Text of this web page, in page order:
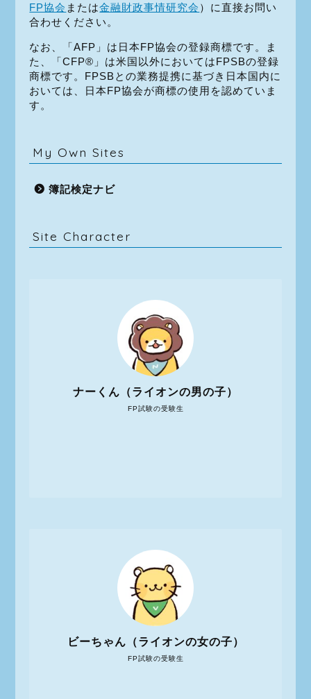
FP協会 または金融財政事情研究会 ）に直接お問い
合わせください。
なお、「AFP」は日本FP協会の登録商標です。ま
た、「CFP®」は米国以外においてはFPSBの登録
商標です。FPSBとの業務提携に基づき日本国内に
おいては、日本FP協会が商標の使用を認めていま
す。
My Own Sites
簿記検定ナビ
Site Character
FP試験の受験生
ナーくん（ライオンの男の子）
FP試験の受験生
ビーちゃん（ライオンの女の子）